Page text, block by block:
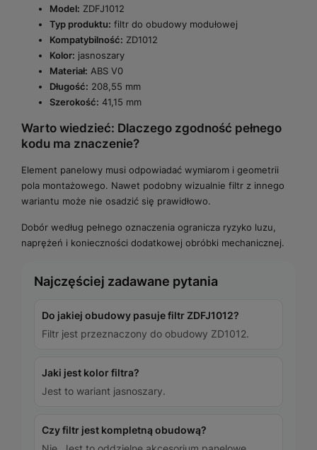
Model: ZDFJ1012
Typ produktu: filtr do obudowy modułowej
Kompatybilność: ZD1012
Kolor: jasnoszary
Materiał: ABS V0
Długość: 208,55 mm
Szerokość: 41,15 mm
Warto wiedzieć: Dlaczego zgodność pełnego
kodu ma znaczenie?
Element panelowy musi odpowiadać wymiarom i geometrii
pola montażowego. Nawet podobny wizualnie filtr z innego
wariantu może nie osadzić się prawidłowo.
Dobór według pełnego oznaczenia ogranicza ryzyko luzu,
naprężeń i konieczności dodatkowej obróbki mechanicznej.
Najczęściej zadawane pytania
Do jakiej obudowy pasuje filtr ZDFJ1012?
Filtr jest przeznaczony do obudowy ZD1012.
Jaki jest kolor filtra?
Jest to wariant jasnoszary.
Czy filtr jest kompletną obudową?